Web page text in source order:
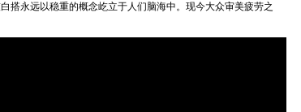
搭永远以稳重的概念屹立于人们脑海中。现今大众审美疲劳之